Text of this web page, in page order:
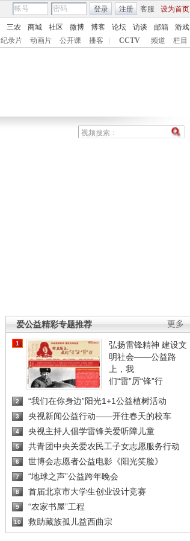
客服 设为首页
登录 注册
三农 商城 社区 微博 博客 论坛 访谈 邮箱
游戏
纪录片 动画片 公开课 播客 CCTV 频道 栏目
更多
爱公益精彩专题推荐
1
弘扬雷锋精神 建设文
明社会——公益路
上，我
们“雷”厉“锋”行
2 “我们在你身边”阳光1+1公益植树活动
3 央视新闻公益行动——开往春天的校车
4 央视主持人倡学雷锋关爱听障儿童
5 共青团中央关爱农民工子女志愿服务行动
6 世博会志愿者公益电影《阳光笑脸》
7 “地球之声”公益跨年晚会
8 首届北京市大学生创业设计竞赛
9 “农家书屋”工程
10 救助藏族孤儿益西曲宗